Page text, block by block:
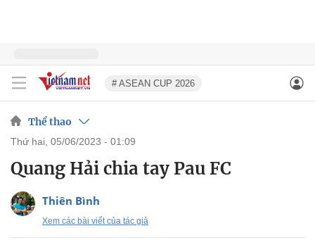
# ASEAN CUP 2026
Thể thao
thứ hai, 05/06/2023 - 01:09
Quang Hải chia tay Pau FC
Thiên Bình
Xem các bài viết của tác giả